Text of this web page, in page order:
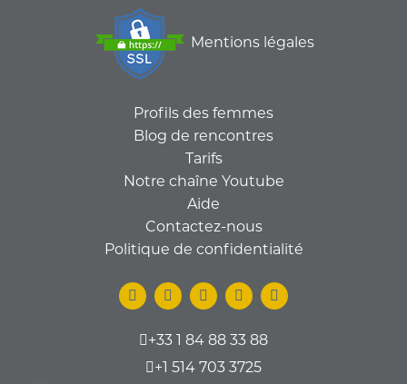
Mentions légales
Profils des femmes
Blog de rencontres
Tarifs
Notre chaîne Youtube
Aide
Contactez-nous
Politique de confidentialité
+33 1 84 88 33 88
+1 514 703 3725